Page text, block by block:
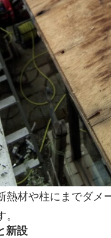
熱材や柱にまでダメ
新設